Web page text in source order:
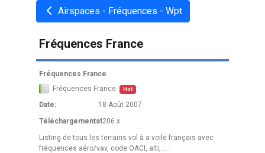
Airspaces - Fréquences - Wpt
Fréquences France
Fréquences France
Fréquences France
Hot
Date:
18 Août 2007
Téléchargements:4206 x
Listing de tous les terrains vol à a voile français avec
fréquences aéro/vav, code OACI, alti, ....